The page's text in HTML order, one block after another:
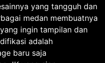
yang tangguh dan
medan membuatnya
ingin tampilan dan
adalah
baru saja